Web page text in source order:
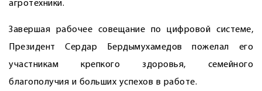
агротехники.
Завершая рабочее совещание по цифровой системе,
Президент Сердар Бердымухамедов пожелал его
участникам крепкого здоровья, семейного
благополучия и больших успехов в работе.